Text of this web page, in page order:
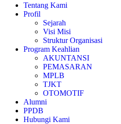
Tentang Kami
Profil
Sejarah
Visi Misi
Struktur Organisasi
Program Keahlian
AKUNTANSI
PEMASARAN
MPLB
TJKT
OTOMOTIF
Alumni
PPDB
Hubungi Kami